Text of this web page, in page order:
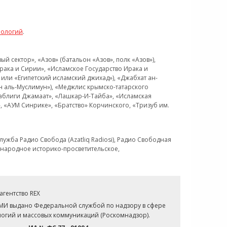
.
«Азов» (батальон «Азов», полк «Азов»),
и Сирии», «Исламское Государство Ирака и
«Египетский исламский джихад»), «Джабхат ан-
Муслимун»), «Меджлис крымско-татарского
Джамаат», «Лашкар-И-Тайба», «Исламская
Синрике», «Братство» Корчинского, «Тризуб им.
Радио Свобода (Azatliq Radiosi), Радио Свободная
историко-просветительское,
REX
выдано Федеральной службой по надзору в сфере
и массовых коммуникаций (Роскомнадзор).